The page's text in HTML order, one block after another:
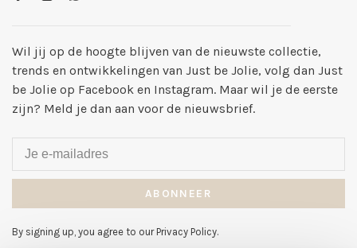
Wil jij op de hoogte blijven van de nieuwste collectie,
trends en ontwikkelingen van Just be Jolie, volg dan Just
be Jolie op Facebook en Instagram. Maar wil je de eerste
zijn? Meld je dan aan voor de nieuwsbrief.
ABONNEER
By signing up, you agree to our Privacy Policy.